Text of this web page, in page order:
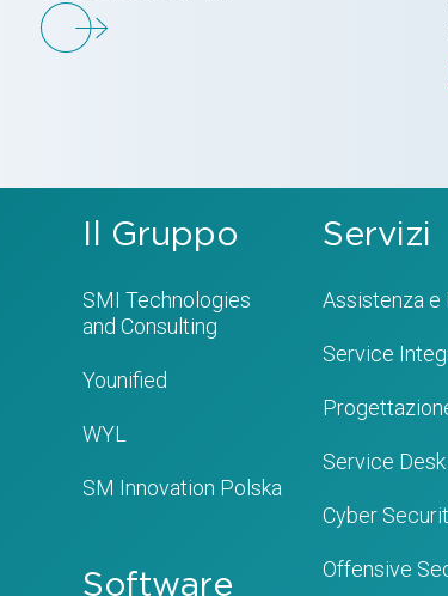
Il Gruppo
SMI Technologies
and Consulting
Younified
WYL
SM Innovation Polska
Software
Servizi
Assistenza e
Service
Service Desk
Cyber
Offensive